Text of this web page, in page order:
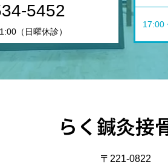
5452
（日曜休診）
17:00
らく鍼灸接
〒221-0822